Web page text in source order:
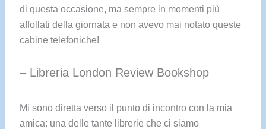
di questa occasione, ma sempre in momenti più
affollati della giornata e non avevo mai notato queste
cabine telefoniche!
– Libreria London Review Bookshop
Mi sono diretta verso il punto di incontro con la mia
amica: una delle tante librerie che ci siamo